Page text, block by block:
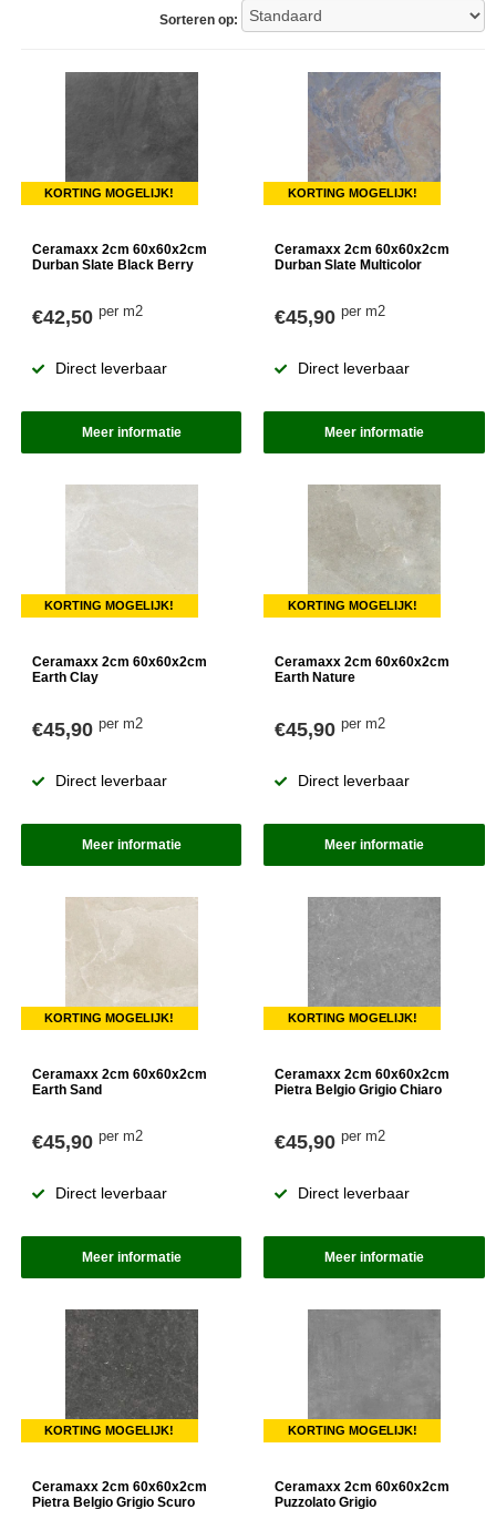
Sorteren op:
KORTING MOGELIJK!
Ceramaxx 2cm 60x60x2cm
Durban Slate Black Berry
€42,50 per m2
Direct leverbaar
Meer informatie
KORTING MOGELIJK!
Ceramaxx 2cm 60x60x2cm
Durban Slate Multicolor
€45,90per m2
Direct leverbaar
Meer informatie
KORTING MOGELIJK!
Ceramaxx 2cm 60x60x2cm
Earth Clay
€45,90 per m2
Direct leverbaar
Meer informatie
KORTING MOGELIJK!
Ceramaxx 2cm 60x60x2cm
Earth Nature
€45,90per m2
Direct leverbaar
Meer informatie
KORTING MOGELIJK!
Ceramaxx 2cm 60x60x2cm
Earth Sand
€45,90 per m2
Direct leverbaar
Meer informatie
KORTING MOGELIJK!
Ceramaxx 2cm 60x60x2cm
Pietra Belgio Grigio Chiaro
€45,90per m2
Direct leverbaar
Meer informatie
KORTING MOGELIJK!
Ceramaxx 2cm 60x60x2cm
Pietra Belgio Grigio Scuro
KORTING MOGELIJK!
Ceramaxx 2cm 60x60x2cm
Puzzolato Grigio